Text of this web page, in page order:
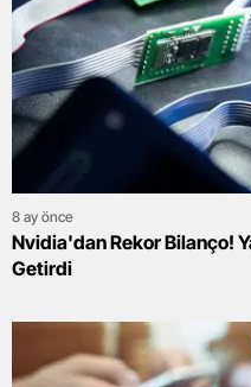
8 ay önce
Nvidia'dan Rekor Bilanço!
Getirdi